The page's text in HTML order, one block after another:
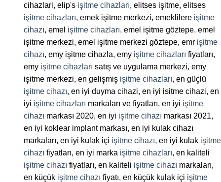
cihazlari, elip's işitme cihazları, elitses işitme, elitses
işitme cihazları, emek işitme merkezi, emeklilere işitme
cihazı, emel işitme cihazları, emel işitme göztepe, emel
işitme merkezi, emel işitme merkezi göztepe, emr işitme
cihazı, emy işitme cihazla, emy işitme cihazları fiyatları,
emy işitme cihazları satış ve uygulama merkezi, emy
işitme merkezi, en gelişmiş işitme cihazları, en güçlü
işitme cihazı, en iyi duyma cihazi, en iyi isitme cihazi, en
iyi işitme cihazları markaları ve fiyatları, en iyi işitme
cihazı markası 2020, en iyi işitme cihazı markası 2021,
en iyi koklear implant markası, en iyi kulak cihazı
markaları, en iyi kulak içi işitme cihazı, en iyi kulak işitme
cihazı fiyatları, en iyi marka işitme cihazları, en kaliteli
işitme cihazı fiyatları, en kaliteli işitme cihazı markaları,
en küçük işitme cihazı fiyatı, en küçük kulak içi işitme